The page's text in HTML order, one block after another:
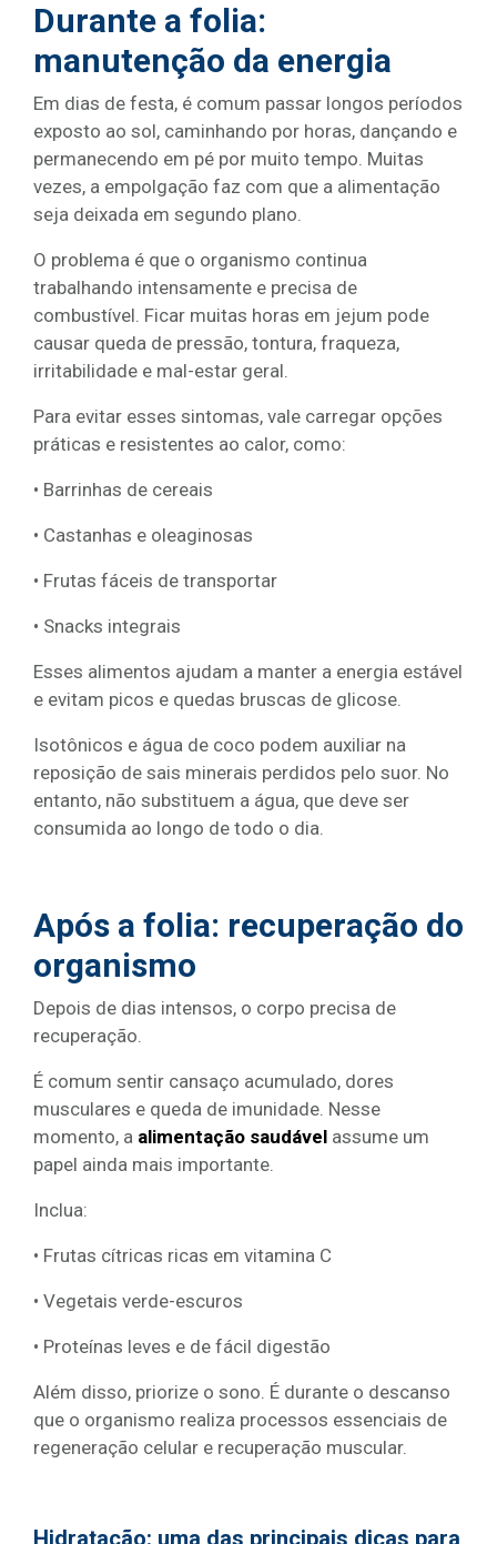
Durante a folia:
manutenção da energia
Em dias de festa, é comum passar longos períodos
exposto ao sol, caminhando por horas, dançando e
permanecendo em pé por muito tempo. Muitas
vezes, a empolgação faz com que a alimentação
seja deixada em segundo plano.
O problema é que o organismo continua
trabalhando intensamente e precisa de
combustível. Ficar muitas horas em jejum pode
causar queda de pressão, tontura, fraqueza,
irritabilidade e mal-estar geral.
Para evitar esses sintomas, vale carregar opções
práticas e resistentes ao calor, como:
• Barrinhas de cereais
• Castanhas e oleaginosas
• Frutas fáceis de transportar
• Snacks integrais
Esses alimentos ajudam a manter a energia estável
e evitam picos e quedas bruscas de glicose.
Isotônicos e água de coco podem auxiliar na
reposição de sais minerais perdidos pelo suor. No
entanto, não substituem a água, que deve ser
consumida ao longo de todo o dia.
Após a folia: recuperação do
organismo
Depois de dias intensos, o corpo precisa de
recuperação.
É comum sentir cansaço acumulado, dores
musculares e queda de imunidade. Nesse
momento, a alimentação saudável assume um
papel ainda mais importante.
Inclua:
• Frutas cítricas ricas em vitamina C
• Vegetais verde-escuros
• Proteínas leves e de fácil digestão
Além disso, priorize o sono. É durante o descanso
que o organismo realiza processos essenciais de
regeneração celular e recuperação muscular.
Hidratação: uma das principais dicas para